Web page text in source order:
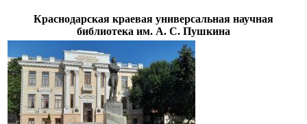
Краснодарская краевая универсальная научная
библиотека им. А. С. Пушкина